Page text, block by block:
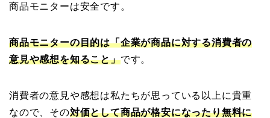
商品モニターは安全です。
商品モニターの目的は「企業が商品に対する消費者の
意見や感想を知ること」です。
消費者の意見や感想は私たちが思っている以上に貴重
なので、その対価として商品が格安になったり無料に